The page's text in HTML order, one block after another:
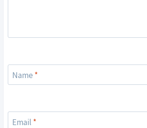
Name *
Email *